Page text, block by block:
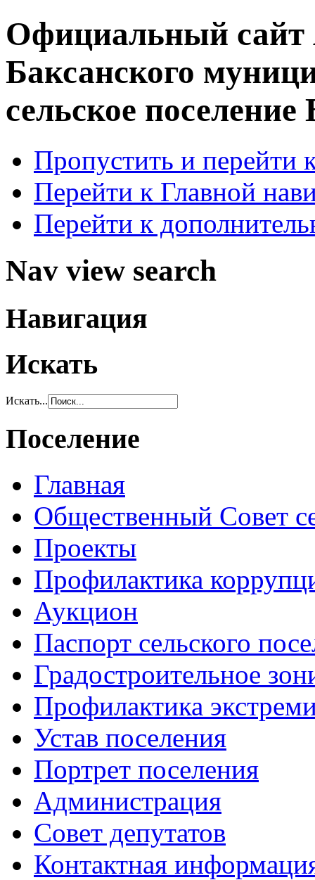
Официальный сайт
Баксанского
сельское
Пропустить и перейти
Перейти к Главной
Перейти к
Nav view search
Навигация
Искать
Искать...
Поселение
Главная
Общественный Совет
Проекты
Профилактика
Аукцион
Паспорт сельского
Градостроительное
Профилактика
Устав поселения
Портрет поселения
Администрация
Совет депутатов
Контактная